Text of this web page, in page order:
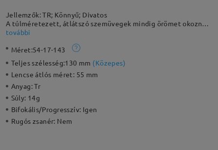
Jellemzők: TR; Könnyű; Divatos
A túlméretezett, átlátszó szemüvegek mindig örömet okoznak.
A divatos, szögletes lencseformák optikailag javítják az
Tartósság és stílus tökéletes kombinációja – a lehető legjobb
választás!
további
Méret:54-17-143
Teljes szélesség:130 mm (Közepes)
Lencse átlós méret: 55 mm
Anyag:Tr
Súly: 14g
Bifokális/Progresszív: Igen
Rugós zsanér: Nem